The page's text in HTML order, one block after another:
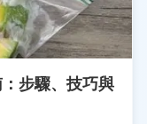
步驟、技巧與